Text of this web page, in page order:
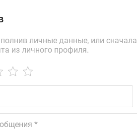
личные данные, или сначала
из личного профиля.